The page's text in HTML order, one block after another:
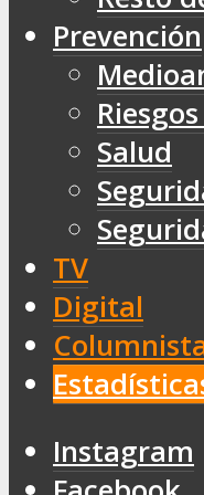
Prevención
Salud
TV
Digital
Instagram